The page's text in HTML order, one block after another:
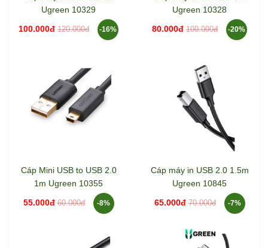
Ugreen 10329
100.000đ 120.000đ -16%
Ugreen 10328
80.000đ 100.000đ -20%
Cáp Mini USB to USB 2.0
1m Ugreen 10355
55.000đ 60.000đ -8%
Cáp máy in USB 2.0 1.5m
Ugreen 10845
65.000đ 70.000đ -7%